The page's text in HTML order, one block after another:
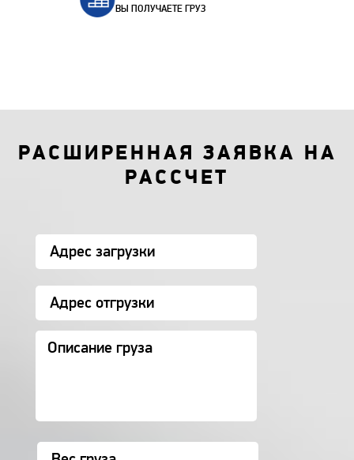
ВЫ ПОЛУЧАЕТЕ ГРУЗ
РАСШИРЕННАЯ ЗАЯВКА НА
РАССЧЕТ